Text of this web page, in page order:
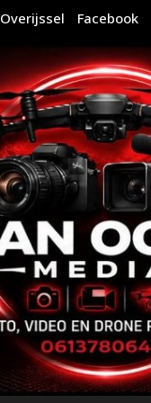
Overijssel Facebook